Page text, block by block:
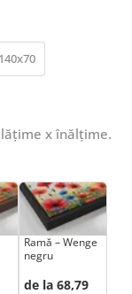
140x70
x înălțime.
Ramă – Wenge
negru
de la 68,79